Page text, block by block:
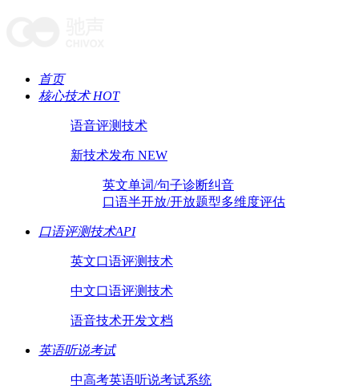
首页
核心技术 HOT
语音评测技术
新技术发布 NEW
英文单词/句子诊断纠音
口语半开放/开放题型多维度评估
口语评测技术API
英文口语评测技术
中文口语评测技术
语音技术开发文档
英语听说考试
中高考英语听说考试系统